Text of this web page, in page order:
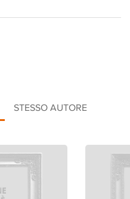
STESSO AUTORE